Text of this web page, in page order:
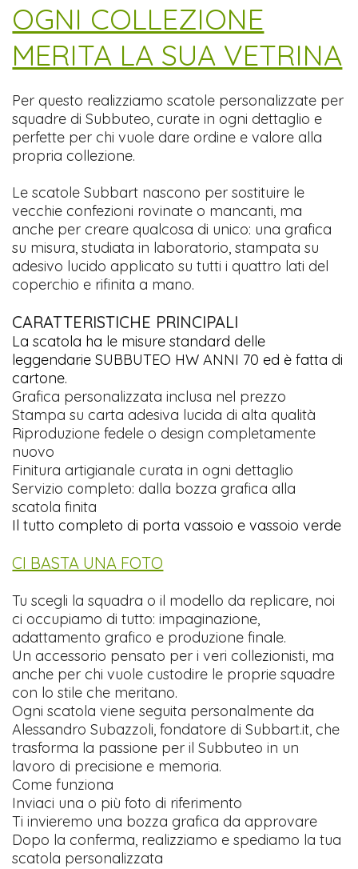
​OGNI COLLEZIONE
MERITA LA SUA VETRINA
Per questo realizziamo scatole personalizzate per
squadre di Subbuteo, curate in ogni dettaglio e
perfette per chi vuole dare ordine e valore alla
propria collezione.
Le scatole Subbart nascono per sostituire le
vecchie confezioni rovinate o mancanti, ma
anche per creare qualcosa di unico: una grafica
su misura, studiata in laboratorio, stampata su
adesivo lucido applicato su tutti i quattro lati del
coperchio e rifinita a mano.
CARATTERISTICHE PRINCIPALI
La scatola ha le misure standard delle
leggendarie SUBBUTEO HW ANNI 70 ed è fatta di
cartone.
Grafica personalizzata inclusa nel prezzo
Stampa su carta adesiva lucida di alta qualità
Riproduzione fedele o design completamente
nuovo
Finitura artigianale curata in ogni dettaglio
Servizio completo: dalla bozza grafica alla
scatola finita
Il tutto completo di porta vassoio e vassoio verde
CI BASTA UNA FOTO
Tu scegli la squadra o il modello da replicare, noi
ci occupiamo di tutto: impaginazione,
adattamento grafico e produzione finale.
Un accessorio pensato per i veri collezionisti, ma
anche per chi vuole custodire le proprie squadre
con lo stile che meritano.
Ogni scatola viene seguita personalmente da
Alessandro Subazzoli, fondatore di Subbart.it, che
trasforma la passione per il Subbuteo in un
lavoro di precisione e memoria.
Come funziona
Inviaci una o più foto di riferimento
Ti invieremo una bozza grafica da approvare
Dopo la conferma, realizziamo e spediamo la tua
scatola personalizzata